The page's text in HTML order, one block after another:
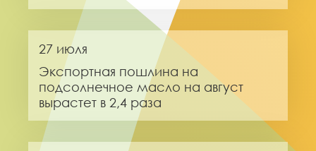
27 июля
Экспортная пошлина на
подсолнечное масло на август
вырастет в 2,4 раза